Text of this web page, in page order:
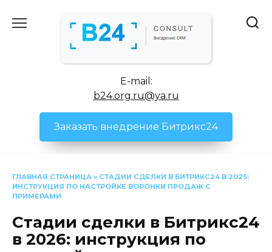
E-mail:
b24.org.ru@ya.ru
Заказать внедрение Битрикс24
ГЛАВНАЯ СТРАНИЦА » СТАДИИ СДЕЛКИ В БИТРИКС24 В 2025:
ИНСТРУКЦИЯ ПО НАСТРОЙКЕ ВОРОНКИ ПРОДАЖ С
ПРИМЕРАМИ
Стадии сделки в Битрикс24
в 2026: инструкция по